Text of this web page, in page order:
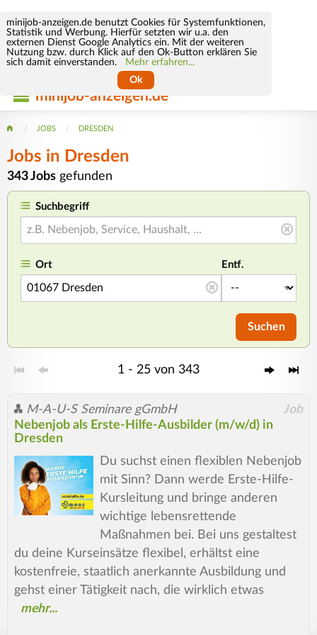
minijob-anzeigen.de benutzt Cookies für Systemfunktionen,
Statistik und Werbung. Hierfür setzten wir u.a. den
externen Dienst Google Analytics ein. Mit der weiteren
Nutzung bzw. durch Klick auf den Ok-Button erklären Sie
sich damit einverstanden.
Mehr erfahren...
Ok
minijob-anzeigen.de
JOBS DRESDEN
Jobs in Dresden
343 Jobs gefunden
Suchbegriff
Ort Entf.
Suchen
1 - 25 von 343
M-A-U-S Seminare gGmbH Job
Nebenjob als Erste-Hilfe-Ausbilder (m/w/d) in
Dresden
Du suchst einen flexiblen Nebenjob
mit Sinn? Dann werde Erste-Hilfe-
Kursleitung und bringe anderen
wichtige lebensrettende
Maßnahmen bei. Bei uns gestaltest
du deine Kurseinsätze flexibel, erhältst eine
kostenfreie, staatlich anerkannte Ausbildung und
gehst einer Tätigkeit nach, die wirklich etwas